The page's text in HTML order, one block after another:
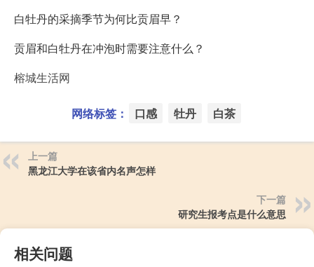
白牡丹的采摘季节为何比贡眉早？
贡眉和白牡丹在冲泡时需要注意什么？
榕城生活网
网络标签： 口感 牡丹 白茶
上一篇
黑龙江大学在该省内名声怎样
下一篇
研究生报考点是什么意思
相关问题